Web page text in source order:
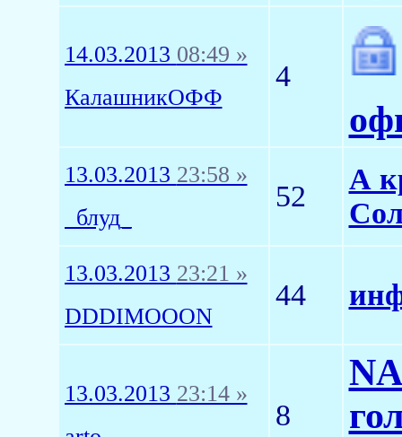
14.03.2013 08:49 »
КалашникОФФ
4
13.03.2013 23:58 »
_блуд_
52
А
13.03.2013 23:21 »
DDDIMOOON
44
13.03.2013 23:14 »
8